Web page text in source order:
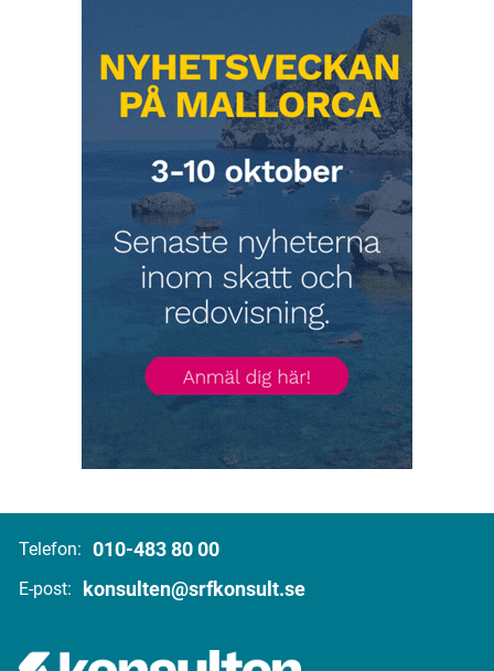
Telefon: 010-483 80 00
E-post: konsulten@srfkonsult.se